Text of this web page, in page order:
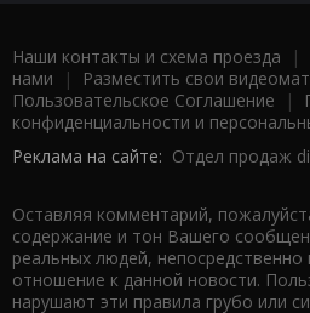
Наши контакты и схема проезда |
нами | Разместить свои
Пользовательское Соглашение |
конфиденциальности и
Реклама на сайте: Отдел продаж
Оставляя комментарий,
содержание и тон Вашего
реальных людей,
отношение к данной новости.
нарушают эти правила грубо или